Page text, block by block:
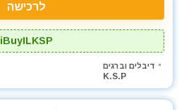
לרכישה
iBuyILKSP
דיבלים וברגים
K.S.P